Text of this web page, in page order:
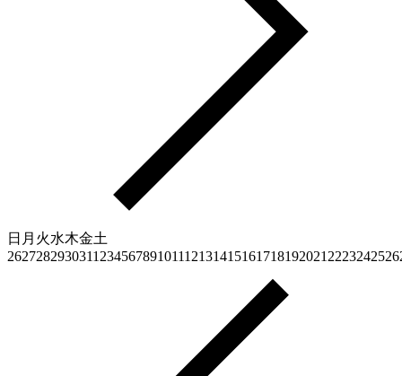
日 月 火水木金土
2627282930311 23456789101112131415161718192021 2223242526